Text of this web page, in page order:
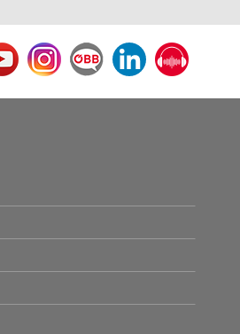
YoutubeInstagramÖBB Corporate Blog
LinkedInPodcast